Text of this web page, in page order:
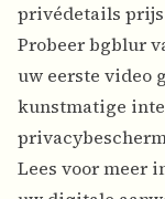
privédetails prijs
Probeer bgblur
uw eerste video
kunstmatige
Lees voor meer